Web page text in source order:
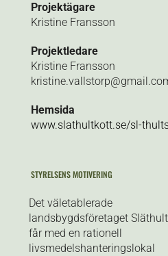
Projektägare
Kristine Fransson
Projektledare
Kristine Fransson
Hemsida
www.slathultkott.se/sl-
STYRELSENS MOTIVERING
Det väletablerade
landsbygdsföretaget
får med en rationell
livsmedelshanteringslokal